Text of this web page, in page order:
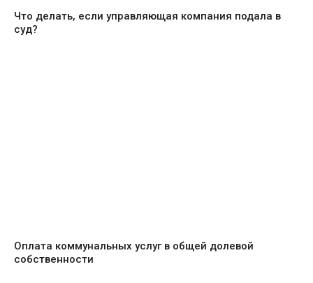
Что делать, если управляющая компания подала в
суд?
Оплата коммунальных услуг в общей долевой
собственности